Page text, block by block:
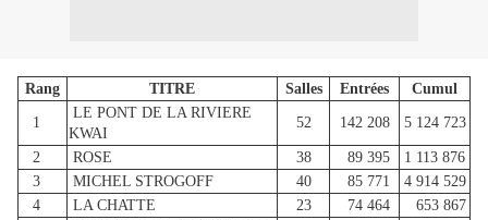
Rang TITRE Salles Entrées Cumul
1
LE PONT DE LA RIVIERE
KWAI
52 142 208 5 124 723
2 ROSE 38 89 395
1 113 876
3
MICHEL STROGOFF 40 85 771
4 914 529
4
LA CHATTE 23 74 464 653 867